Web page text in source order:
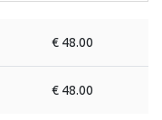
€ 48.00
€ 48.00